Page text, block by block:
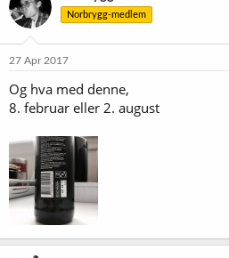
Norbrygg-medlem
27 Apr 2017
Og hva med denne,
8. februar eller 2. august